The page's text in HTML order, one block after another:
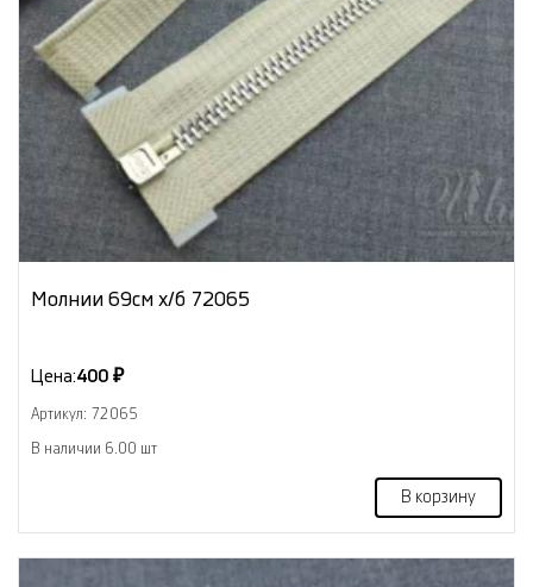
Молнии 69см х/б 72065
Цена:400 ₽
Артикул: 72065
В наличии 6.00 шт
В корзину